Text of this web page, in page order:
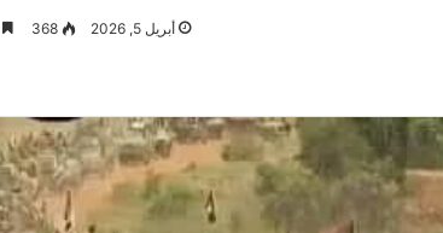
أبريل 5, 2026 368